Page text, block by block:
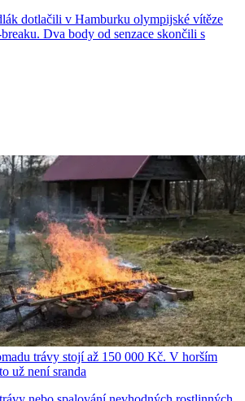
dotlačili v Hamburku olympijské vítěze
Dva body od senzace skončili s
trávy stojí až 150 000 Kč. V horším
už není sranda